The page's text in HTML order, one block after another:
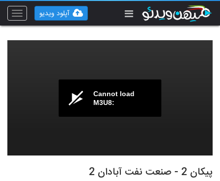
Toggle
آپلود ویدیو
Cannot load
M3U8:
پیکان 2 - صنعت نفت آبادان 2